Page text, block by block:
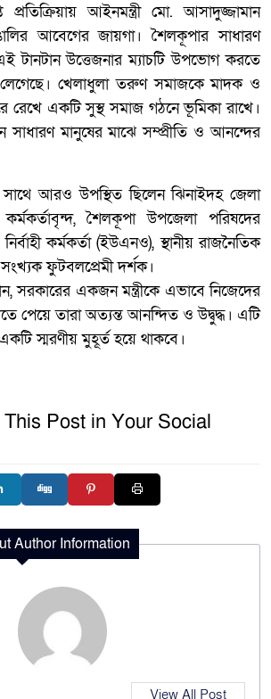
প্রতিক্রিয়ায় আইনমন্ত্রী মো. আসাদুজ্জামান
আবেগের জায়গা। শৈলকূপার সাধারণ
টানটান উত্তেজনার ম্যাচটি উপভোগ করতে
খেলাধুলা তরুণ সমাজকে মাদক ও
রেখে একটি সুস্থ সমাজ গঠনে ভূমিকা রাখে।
মানুষের মাঝে সম্প্রীতি ও আনন্দের
আরও উপস্থিত ছিলেন ঝিনাইদহ জেলা
শৈলকূপা উপজেলা পরিষদের
কর্মকর্তা (ইউএনও), স্থানীয় রাজনৈতিক
ফুটবলপ্রেমী দর্শক।
সরকারের একজন মন্ত্রীকে এভাবে নিজেদের
পেয়ে তারা অত্যন্ত আনন্দিত ও উদ্বুদ্ধ। এটি
স্মরণীয় মুহূর্ত হয়ে থাকবে।
Post in Your Social
Author Information
View All Post